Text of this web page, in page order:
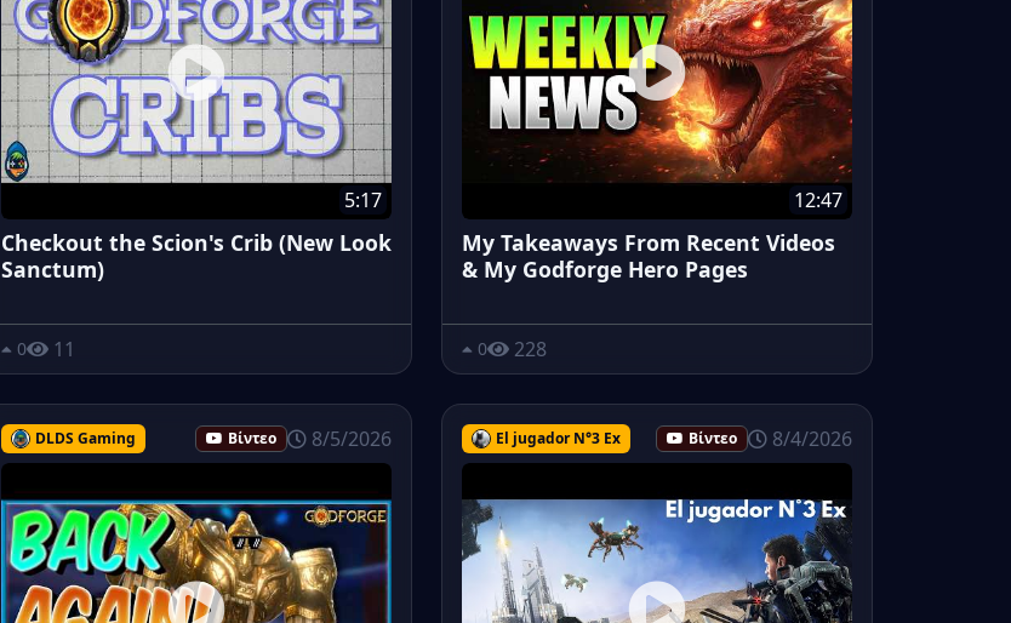
5:17
Checkout the Scion's Crib (New Look
Sanctum)
0 11
12:47
My Takeaways From Recent Videos
& My Godforge Hero Pages
0 228
DLDS Gaming Βίντεο 8/5/2026 El jugador N°3 Ex Βίντεο 8/4/2026